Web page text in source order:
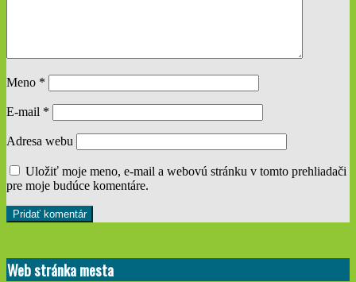
Meno *
E-mail *
Adresa webu
Uložiť moje meno, e-mail a webovú stránku v tomto prehliadači
pre moje budúce komentáre.
Web stránka mesta